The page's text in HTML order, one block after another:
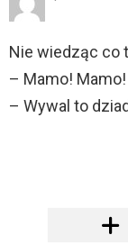
Nie wiedząc co
– Mamo!
– Wywal to